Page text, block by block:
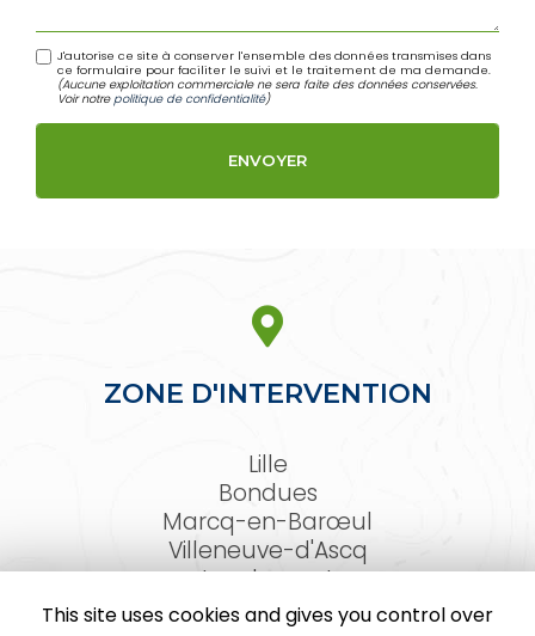
J'autorise ce site à conserver l'ensemble des données transmises dans
ce formulaire pour faciliter le suivi et le traitement de ma demande.
(Aucune exploitation commerciale ne sera faite des données conservées.
Voir notre politique de confidentialité)
ZONE D'INTERVENTION
Lille
Bondues
Marcq-en-Barœul
Villeneuve-d'Ascq
Lambersart
Arras
This site uses cookies and gives you control over